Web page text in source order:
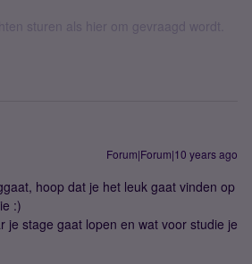
sturen als hier om gevraagd wordt.
Forum|Forum|10 years ago
hoop dat je het leuk gaat vinden op
:)
je stage gaat lopen en wat voor studie je